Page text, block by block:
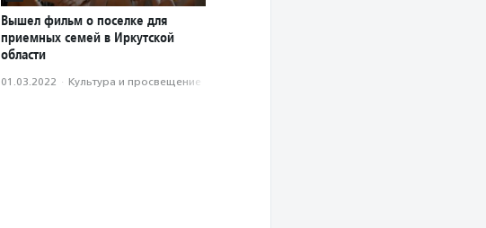
Вышел фильм о поселке для
приемных семей в Иркутской
области
01.03.2022 · Культура и просвещение